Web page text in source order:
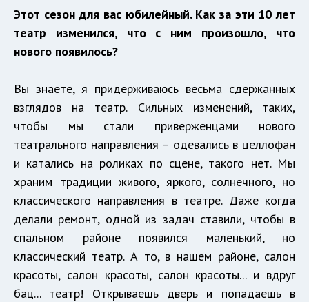
Этот сезон для вас юбилейный. Как за эти 10 лет
театр изменился, что с ним произошло, что
нового появилось?
Вы знаете, я придерживаюсь весьма сдержанных
взглядов на театр. Сильных изменений, таких,
чтобы мы стали приверженцами нового
театрального направления – одевались в целлофан
и катались на роликах по сцене, такого нет. Мы
храним традиции живого, яркого, солнечного, но
классического направления в театре. Даже когда
делали ремонт, одной из задач ставили, чтобы в
спальном районе появился маленький, но
классический театр. А то, в нашем районе, салон
красоты, салон красоты, салон красоты... и вдруг
бац... театр! Открываешь дверь и попадаешь в